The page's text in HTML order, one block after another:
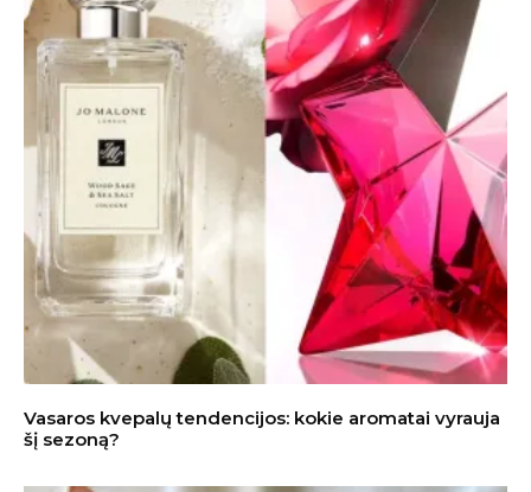
Vasaros kvepalų tendencijos: kokie aromatai vyrauja
šį sezoną?